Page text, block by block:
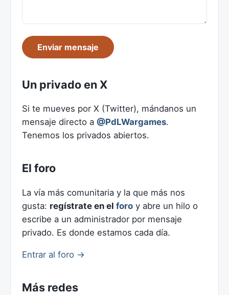
Enviar mensaje
Un privado en X
Si te mueves por X (Twitter), mándanos un
mensaje directo a @PdLWargames.
Tenemos los privados abiertos.
El foro
La vía más comunitaria y la que más nos
gusta: regístrate en el foro y abre un hilo o
escribe a un administrador por mensaje
privado. Es donde estamos cada día.
Entrar al foro →
Más redes